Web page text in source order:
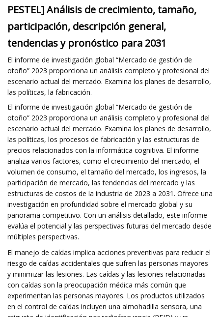
PESTEL] Análisis de crecimiento, tamaño,
participación, descripción general,
tendencias y pronóstico para 2031
El informe de investigación global “Mercado de gestión de
otoño” 2023 proporciona un análisis completo y profesional del
escenario actual del mercado. Examina los planes de desarrollo,
las políticas, la fabricación.
El informe de investigación global “Mercado de gestión de
otoño” 2023 proporciona un análisis completo y profesional del
escenario actual del mercado. Examina los planes de desarrollo,
las políticas, los procesos de fabricación y las estructuras de
precios relacionados con la informática cognitiva. El informe
analiza varios factores, como el crecimiento del mercado, el
volumen de consumo, el tamaño del mercado, los ingresos, la
participación de mercado, las tendencias del mercado y las
estructuras de costos de la industria de 2023 a 2031. Ofrece una
investigación en profundidad sobre el mercado global y su
panorama competitivo. Con un análisis detallado, este informe
evalúa el potencial y las perspectivas futuras del mercado desde
múltiples perspectivas.
El manejo de caídas implica acciones preventivas para reducir el
riesgo de caídas accidentales que sufren las personas mayores
y minimizar las lesiones. Las caídas y las lesiones relacionadas
con caídas son la preocupación médica más común que
experimentan las personas mayores. Los productos utilizados
en el control de caídas incluyen una almohadilla sensora, una